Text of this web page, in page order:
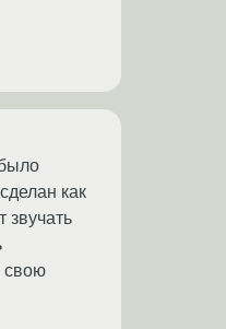
как
звучать
свою